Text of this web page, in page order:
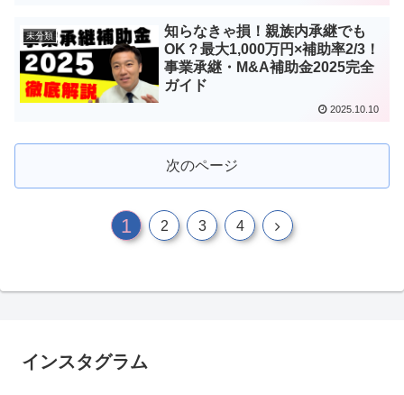
未分類
知らなきゃ損！親族内承継でも
OK？最大1,000万円×補助率2/3！
事業承継・M&A補助金2025完全
ガイド
2025.10.10
次のページ
1 2 3 4
次
インスタグラム